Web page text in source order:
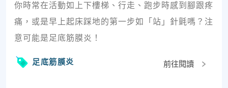
你時常在活動如上下樓梯、行走、跑步時感到腳跟疼
痛，或是早上起床踩地的第一步如「站」針氈嗎？注
意可能是足底筋膜炎！
足底筋膜炎 前往閱讀